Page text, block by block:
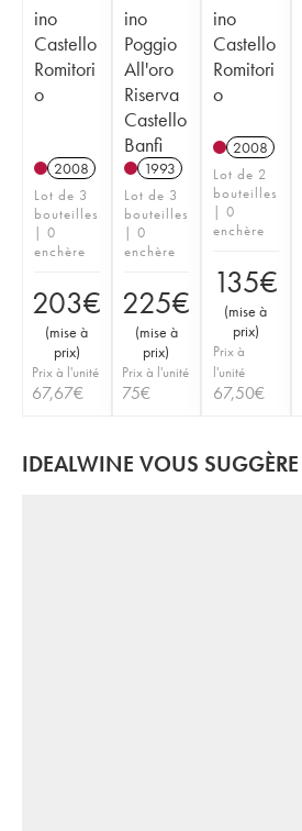
ino
Castello
Romitori
o
2008
Lot de 3
bouteilles
| 0
enchère
203€
(mise à
prix)
Prix à l'unité
67,67€
ino
Poggio
All'oro
Riserva
Castello
Banfi
1993
Lot de 3
bouteilles
| 0
enchère
225€
(mise à
prix)
Prix à l'unité
75€
ino
Castello
Romitori
o
2008
Lot de 2
bouteilles
| 0
enchère
135€
(mise à
prix)
Prix à
l'unité
67,50€
IDEALWINE VOUS SUGGÈRE